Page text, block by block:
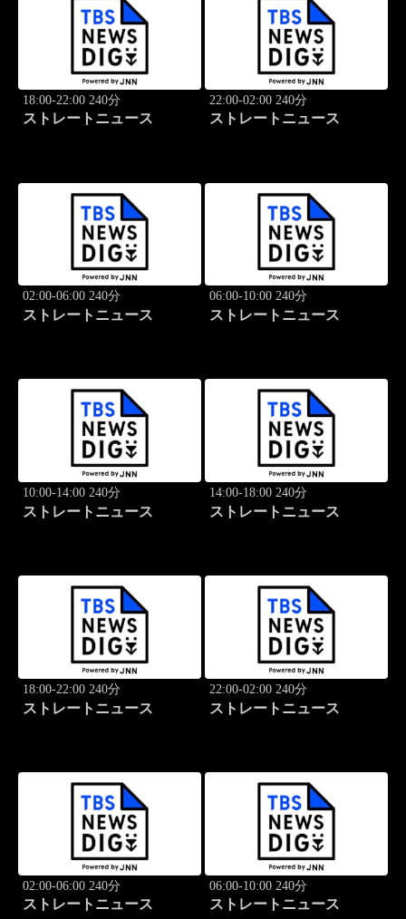
18:00-22:00 240分
ストレートニュース
22:00-02:00 240分
ストレートニュース
02:00-06:00 240分
ストレートニュース
06:00-10:00 240分
ストレートニュース
10:00-14:00 240分
ストレートニュース
14:00-18:00 240分
ストレートニュース
18:00-22:00 240分
ストレートニュース
22:00-02:00 240分
ストレートニュース
02:00-06:00 240分
ストレートニュース
06:00-10:00 240分
ストレートニュース